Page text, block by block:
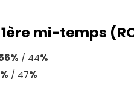
1ère mi-temps
/ 44%
/ 47%